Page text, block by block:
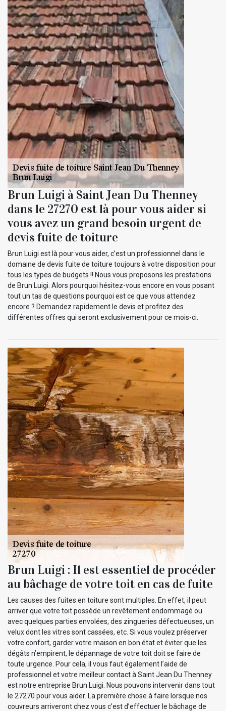
Brun Luigi à Saint Jean Du Thenney
dans le 27270 est là pour vous aider si
vous avez un grand besoin urgent de
devis fuite de toiture
Brun Luigi est là pour vous aider, c’est un professionnel dans le
domaine de devis fuite de toiture toujours à votre disposition pour
tous les types de budgets !! Nous vous proposons les prestations
de Brun Luigi. Alors pourquoi hésitez-vous encore en vous posant
tout un tas de questions pourquoi est ce que vous attendez
encore ? Demandez rapidement le devis et profitez des
différentes offres qui seront exclusivement pour ce mois-ci.
Brun Luigi : Il est essentiel de procéder
au bâchage de votre toit en cas de fuite
Les causes des fuites en toiture sont multiples. En effet, il peut
arriver que votre toit possède un revêtement endommagé ou
avec quelques parties envolées, des zingueries défectueuses, un
velux dont les vitres sont cassées, etc. Si vous voulez préserver
votre confort, garder votre maison en bon état et éviter que les
dégâts n’empirent, le dépannage de votre toit doit se faire de
toute urgence. Pour cela, il vous faut également l’aide de
professionnel et votre meilleur contact à Saint Jean Du Thenney
est notre entreprise Brun Luigi. Nous pouvons intervenir dans tout
le 27270 pour vous aider. La première chose à faire lorsque nos
couvreurs arriveront chez vous c’est d’effectuer le bâchage de